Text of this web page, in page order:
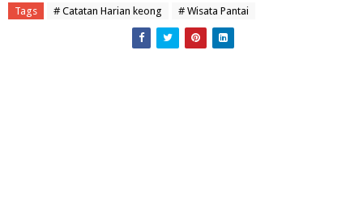
Tags # Catatan Harian keong # Wisata Pantai